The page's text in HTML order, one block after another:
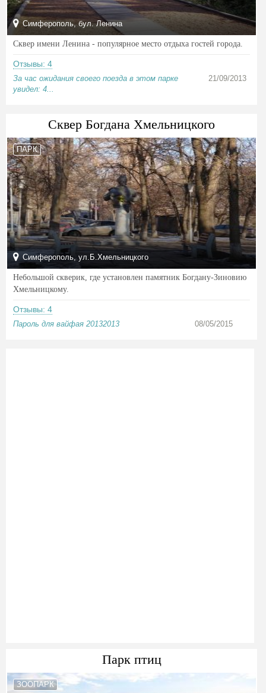
Симферополь, бул. Ленина
Сквер имени Ленина - популярное место отдыха гостей города.
Отзывы: 4
За час ожидания своего поезда в этом парке
увидел: 4...
21/09/2013
Сквер Богдана Хмельницкого
ПАРК
Симферополь, ул.Б.Хмельницкого
Небольшой скверик, где установлен памятник Богдану-Зиновию
Хмельницкому.
Отзывы: 4
Пароль для вайфая 20132013 08/05/2015
Парк птиц
ЗООПАРК